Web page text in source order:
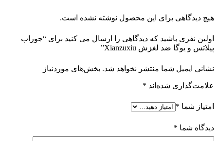
هیچ دیدگاهی برای این محصول نوشته نشده است.
اولین نفری باشید که دیدگاهی را ارسال می کنید برای “جوراب
پیلاتس و یوگا ضد لغزش Xianzuxiu”
نشانی ایمیل شما منتشر نخواهد شد. بخش‌های موردنیاز
علامت‌گذاری شده‌اند *
امتیاز شما *
دیدگاه شما *